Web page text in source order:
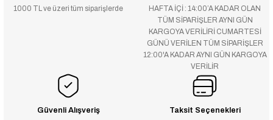
1000 TL ve üzeri tüm siparişlerde
HAFTA İÇİ : 14:00’A KADAR OLAN
TÜM SİPARİŞLER AYNI GÜN
KARGOYA VERİLİRİ CUMARTESİ
GÜNÜ VERİLEN TÜM SİPARİŞLER
12:00'A KADAR AYNI GÜN KARGOYA
VERİLİR
Güvenli Alışveriş Taksit Seçenekleri